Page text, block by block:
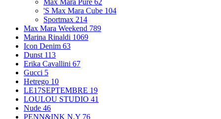
Max Mara Pure 62
'S Max Mara Cube 104
Sportmax 214
Max Mara Weekend 789
Marina Rinaldi 1069
Icon Denim 63
Dunst 113
Erika Cavallini 67
Gucci 5
Hetrego 10
LE17SEPTEMBRE 19
LOULOU STUDIO 41
Nude 46
PENN&INK N.Y 76